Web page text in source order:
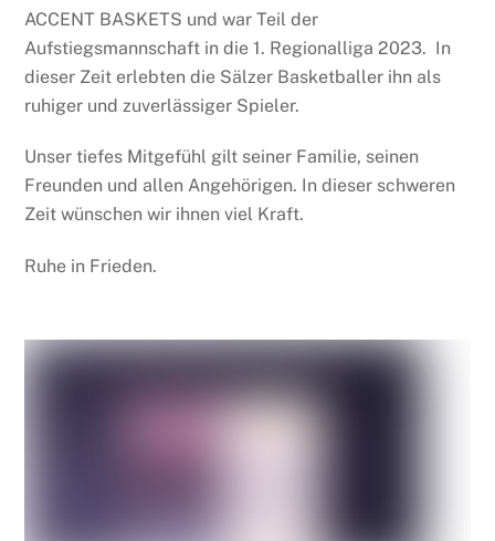
ACCENT BASKETS und war Teil der
Aufstiegsmannschaft in die 1. Regionalliga 2023. In
dieser Zeit erlebten die Sälzer Basketballer ihn als
ruhiger und zuverlässiger Spieler.
Unser tiefes Mitgefühl gilt seiner Familie, seinen
Freunden und allen Angehörigen. In dieser schweren
Zeit wünschen wir ihnen viel Kraft.
Ruhe in Frieden.